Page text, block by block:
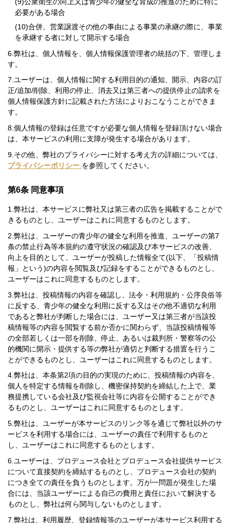
必要がある場合
合併、営業譲渡その他の事由による事業の承継の際に、事業
を承継する者に対して開示する場合
弊社は、個人情報を、個人情報保護管理者の統括の下、管理しま
す。
ユーザーは、個人情報に関する利用目的の通知、開示、内容の訂
正/追加/削除、利用の停止、消去又は第三者への提供停止の請求を
個人情報保護方針に記載された方法によりおこなうことができま
す。
個人情報の登録は任意ですが必要な個人情報を登録頂けない場合
は、本サービスの利用に支障が発生する場合があります。
その他、弊社のプライバシーに対する考え方の詳細については、
プライバシーポリシー を参照してください。
第6条 同意事項
弊社は、本サービスに弊社又は第三者の広告を掲載することがで
きるものとし、ユーザーはこれに同意するものとします。
弊社は、ユーザーの青少年の健全な利用を推進、ユーザーの第7
条の禁止行為等本規約の遵守状況の確認及び本サービスの改善、
向上を目的として、ユーザーが投稿した情報全て(以下、「投稿情
報」という)の内容を閲覧及び記録をすることができるものとし、
ユーザーはこれに同意するものとします。
弊社は、投稿情報の内容を確認し、法令・利用規約・公序良俗等
に反する、青少年の健全な利用に反する又はその他不適切な利用
であると弊社が判断した場合には、ユーザー又は第三者が当該投
稿情報等の内容を閲覧する前か否かに関わらず、当該投稿情報等
の全部若しくは一部を削除、停止、あるいは裁判所・警察等の公
的機関に開示・提供する等の弊社が適切と判断する措置を行うこ
とができるものとし、ユーザーはこれに同意するものとします。
弊社は、本条第2項の目的の実現のために、投稿情報の内容を、
個人を特定する情報を削除し、機密保持契約を締結した上で、業
務提携している会社及び監視会社等に内容を公開することができ
るものとし、ユーザーはこれに同意するものとします。
弊社は、ユーザーが本サービスのリンク等を通じて弊社以外のサ
ービスを利用する場合には、ユーザーの責任で利用するものと
し、ユーザーはこれに同意するものとします。
ユーザーは、プロデュース会社とプロデュース会社提供サービス
について直接契約を締結するものとし、プロデュース会社の契約
につき全ての責任を負うものとします。万が一問題が発生した場
合には、当該ユーザーによる自己の費用と責任において解決する
ものとし、弊社は何ら関与しないものとします。
弊社は、利用履歴、登録情報等のユーザーが本サービス利用する